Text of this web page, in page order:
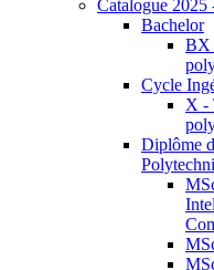
Catalogue 2025
Bachelor
BX
Cycle
X -
Diplôme